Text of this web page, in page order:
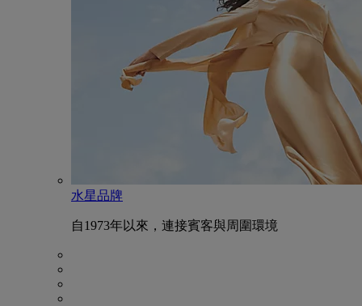
水星品牌
自1973年以來，連接賓客與周圍環境